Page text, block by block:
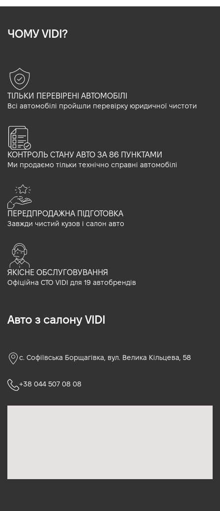
ЧОМУ VIDI?
ТІЛЬКИ ПЕРЕВІРЕНІ АВТОМОБІЛІ
Всі автомобілі пройшли перевірку юридичної чистоти
КОНТРОЛЬ СТАНУ АВТО ЗА 86 ПУНКТАМИ
Ми продаємо тільки технічно справні автомобілі
ПЕРЕДПРОДАЖНА ПІДГОТОВКА
Завжди чистий кузов і салон авто
ЯКІСНЕ ОБСЛУГОВУВАННЯ
Офіційна СТО VIDI для 19 автобрендів
Авто з салону VIDI
с. Софіївська Борщагівка, вул. Велика Кільцева, 58
+38 044 507 08 08